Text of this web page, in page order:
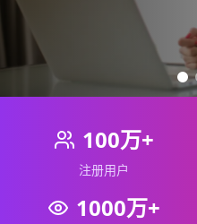
100万+
注册用户
1000万+